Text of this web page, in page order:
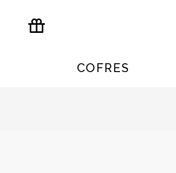
ESTUCHES Y REGALOS
COFRES